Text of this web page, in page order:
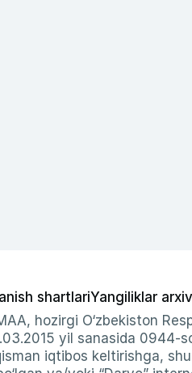
shartlariYangiliklar
hozirgi O‘zbekiston
yil sanasida 0944-
iqtibos keltirishga,